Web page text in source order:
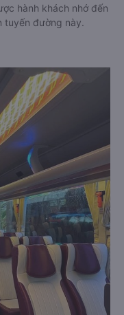
hành khách nhớ đến
tuyến đường này.